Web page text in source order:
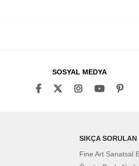
SOSYAL MEDYA
SIKÇA
Fine Art Sanatsal